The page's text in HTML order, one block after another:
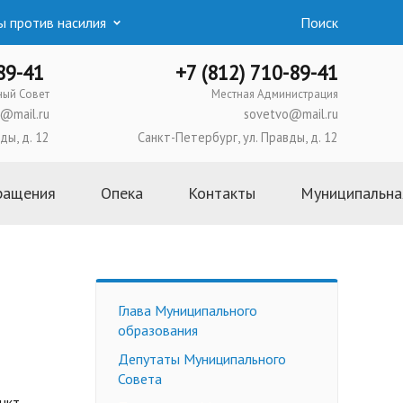
против насилия Поиск
41
Совет
+7 (812) 710-89-41
Местная Администрация
sovetvo@mail.ru
д. 12
Санкт-Петербург, ул. Правды, д. 12
Опека
Школа приемных родителей
Усыновление
Опека и попечительство
Приемная семья
Трудоустройство
Контакты
Глава Муниципального
образования
Депутаты Муниципального
Совета